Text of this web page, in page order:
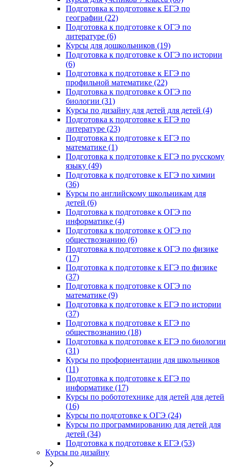
Подготовка к подготовке к ЕГЭ по
географии (22)
Подготовка к подготовке к ОГЭ по
литературе (6)
Курсы для дошкольников (19)
Подготовка к подготовке к ОГЭ по истории
(6)
Подготовка к подготовке к ЕГЭ по
профильной математике (22)
Подготовка к подготовке к ОГЭ по
биологии (31)
Курсы по дизайну для детей для детей (4)
Подготовка к подготовке к ЕГЭ по
литературе (23)
Подготовка к подготовке к ЕГЭ по
математике (1)
Подготовка к подготовке к ЕГЭ по русскому
языку (49)
Подготовка к подготовке к ЕГЭ по химии
(36)
Курсы по английскому школьникам для
детей (6)
Подготовка к подготовке к ОГЭ по
информатике (4)
Подготовка к подготовке к ОГЭ по
обществознанию (6)
Подготовка к подготовке к ОГЭ по физике
(17)
Подготовка к подготовке к ЕГЭ по физике
(37)
Подготовка к подготовке к ОГЭ по
математике (9)
Подготовка к подготовке к ЕГЭ по истории
(37)
Подготовка к подготовке к ЕГЭ по
обществознанию (18)
Подготовка к подготовке к ЕГЭ по биологии
(31)
Курсы по профориентации для школьников
(11)
Подготовка к подготовке к ЕГЭ по
информатике (17)
Курсы по робототехнике для детей для детей
(16)
Курсы по подготовке к ОГЭ (24)
Курсы по программированию для детей для
детей (34)
Подготовка к подготовке к ЕГЭ (53)
Курсы по дизайну